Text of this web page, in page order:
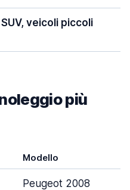
SUV, veicoli piccoli
più
Modello
Peugeot 2008